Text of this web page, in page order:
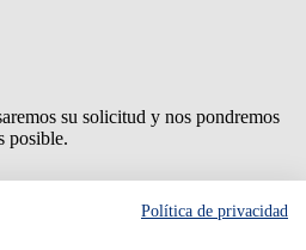
su solicitud y nos pondremos
posible.
the form. Please try again
Política de privacidad